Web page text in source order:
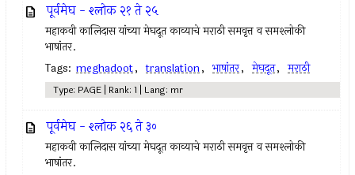
पूर्वमेघ - श्लोक २१ ते २५
महाकवी कालिदास यांच्या मेघदूत काव्याचे मराठी समवृत्त व समश्लोकी
भाषांतर.
Tags: meghadoot, translation, भाषांतर, मेघदूत, मराठी
Type: PAGE | Rank: 1 | Lang: mr
पूर्वमेघ - श्लोक २६ ते ३०
महाकवी कालिदास यांच्या मेघदूत काव्याचे मराठी समवृत्त व समश्लोकी
भाषांतर.